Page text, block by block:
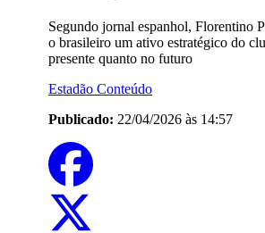
Segundo jornal espanhol, Florentino
o brasileiro um ativo estratégico do
presente quanto no futuro
Estadão Conteúdo
Publicado: 22/04/2026 às 14:57